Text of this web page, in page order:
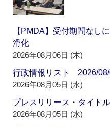
【PMDA】受付期間なし
滑化
2026年08月06日 (木)
行政情報リスト 2026/
2026年08月05日 (水)
プレスリリース・タイト
2026年08月05日 (水)